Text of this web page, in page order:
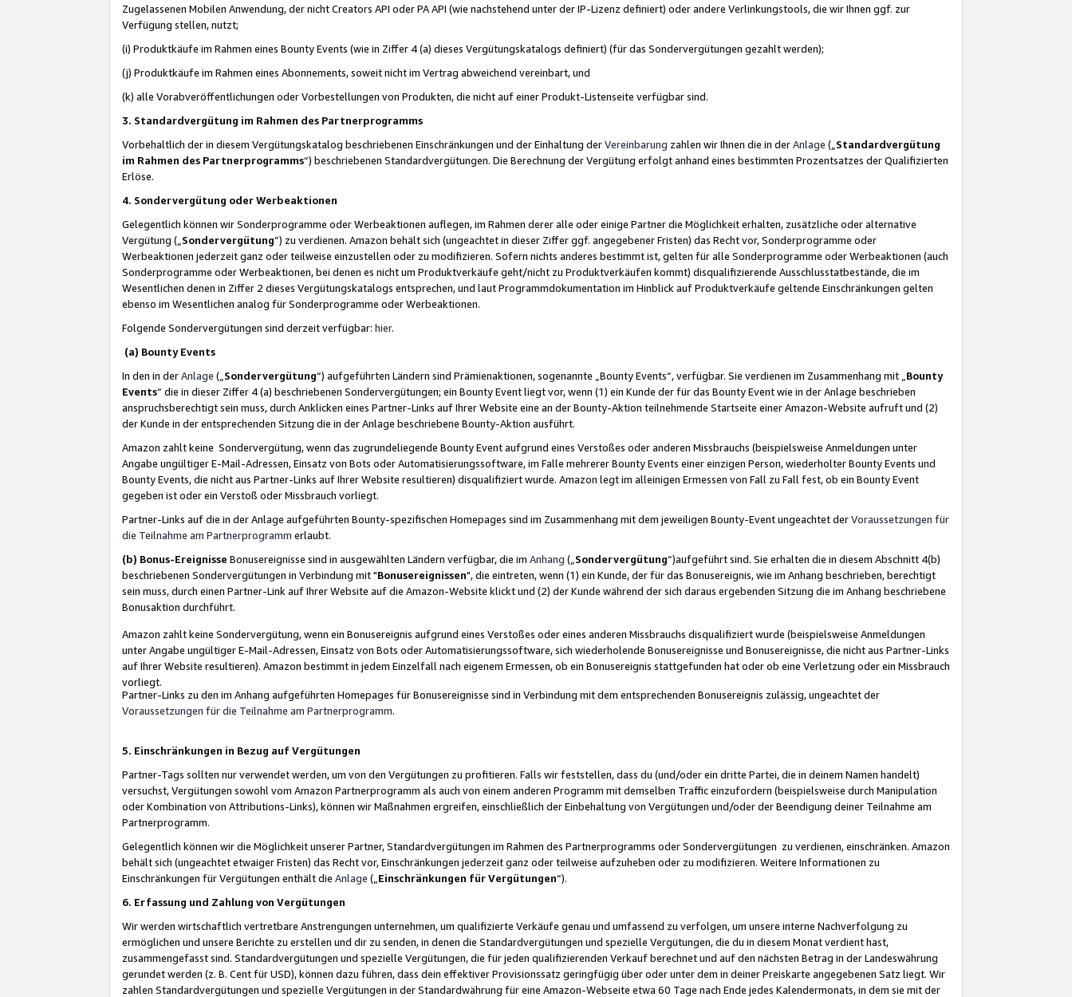
Zugelassenen Mobilen Anwendung, der nicht Creators API oder PA API (wie nachstehend unter der IP-Lizenz definiert) oder andere Verlinkungstools, die wir Ihnen ggf. zur
Verfügung stellen, nutzt;
(i) Produktkäufe im Rahmen eines Bounty Events (wie in Ziffer 4 (a) dieses Vergütungskatalogs definiert) (für das Sondervergütungen gezahlt werden);
(j) Produktkäufe im Rahmen eines Abonnements, soweit nicht im Vertrag abweichend vereinbart, und
(k) alle Vorabveröffentlichungen oder Vorbestellungen von Produkten, die nicht auf einer Produkt-Listenseite verfügbar sind.
3. Standardvergütung im Rahmen des Partnerprogramms
Vorbehaltlich der in diesem Vergütungskatalog beschriebenen Einschränkungen und der Einhaltung derVereinbarung zahlen wir Ihnen die in derAnlage („ Standardvergütung
im Rahmen des Partnerprogramms“) beschriebenen Standardvergütungen. Die Berechnung der Vergütung erfolgt anhand eines bestimmten Prozentsatzes der Qualifizierten
Erlöse.
4. Sondervergütung oder Werbeaktionen
Gelegentlich können wir Sonderprogramme oder Werbeaktionen auflegen, im Rahmen derer alle oder einige Partner die Möglichkeit erhalten, zusätzliche oder alternative
Vergütung („ Sondervergütung”) zu verdienen. Amazon behält sich (ungeachtet in dieser Ziffer ggf. angegebener Fristen) das Recht vor, Sonderprogramme oder
Werbeaktionen jederzeit ganz oder teilweise einzustellen oder zu modifizieren. Sofern nichts anderes bestimmt ist, gelten für alle Sonderprogramme oder Werbeaktionen (auch
Sonderprogramme oder Werbeaktionen, bei denen es nicht um Produktverkäufe geht/nicht zu Produktverkäufen kommt) disqualifizierende Ausschlusstatbestände, die im
Wesentlichen denen in Ziffer 2 dieses Vergütungskatalogs entsprechen, und laut Programmdokumentation im Hinblick auf Produktverkäufe geltende Einschränkungen gelten
ebenso im Wesentlichen analog für Sonderprogramme oder Werbeaktionen.
Folgende Sondervergütungen sind derzeit verfügbar: hier.
(a) Bounty Events
In den in derAnlage („ Sondervergütung“) aufgeführten Ländern sind Prämienaktionen, sogenannte „Bounty Events“, verfügbar. Sie verdienen im Zusammenhang mit „ Bounty
Events“ die in dieser Ziffer 4 (a) beschriebenen Sondervergütungen; ein Bounty Event liegt vor, wenn (1) ein Kunde der für das Bounty Event wie in der Anlage beschrieben
anspruchsberechtigt sein muss, durch Anklicken eines Partner-Links auf Ihrer Website eine an der Bounty-Aktion teilnehmende Startseite einer Amazon-Website aufruft und (2)
der Kunde in der entsprechenden Sitzung die in der Anlage beschriebene Bounty-Aktion ausführt.
Amazon zahlt keine Sondervergütung, wenn das zugrundeliegende Bounty Event aufgrund eines Verstoßes oder anderen Missbrauchs (beispielsweise Anmeldungen unter
Angabe ungültiger E-Mail-Adressen, Einsatz von Bots oder Automatisierungssoftware, im Falle mehrerer Bounty Events einer einzigen Person, wiederholter Bounty Events und
Bounty Events, die nicht aus Partner-Links auf Ihrer Website resultieren) disqualifiziert wurde. Amazon legt im alleinigen Ermessen von Fall zu Fall fest, ob ein Bounty Event
gegeben ist oder ein Verstoß oder Missbrauch vorliegt.
Partner-Links auf die in der Anlage aufgeführten Bounty-spezifischen Homepages sind im Zusammenhang mit dem jeweiligen Bounty-Event ungeachtet derVoraussetzungen für
die Teilnahme am Partnerprogramm erlaubt.
(b) Bonus-Ereignisse Bonusereignisse sind in ausgewählten Ländern verfügbar, die im Anhang („ Sondervergütung“)aufgeführt sind. Sie erhalten die in diesem Abschnitt 4(b)
beschriebenen Sondervergütungen in Verbindung mit "Bonusereignissen", die eintreten, wenn (1) ein Kunde, der für das Bonusereignis, wie im Anhang beschrieben, berechtigt
sein muss, durch einen Partner-Link auf Ihrer Website auf die Amazon-Website klickt und (2) der Kunde während der sich daraus ergebenden Sitzung die im Anhang beschriebene
Bonusaktion durchführt.
Amazon zahlt keine Sondervergütung, wenn ein Bonusereignis aufgrund eines Verstoßes oder eines anderen Missbrauchs disqualifiziert wurde (beispielsweise Anmeldungen
unter Angabe ungültiger E-Mail-Adressen, Einsatz von Bots oder Automatisierungssoftware, sich wiederholende Bonusereignisse und Bonusereignisse, die nicht aus Partner-Links
auf Ihrer Website resultieren). Amazon bestimmt in jedem Einzelfall nach eigenem Ermessen, ob ein Bonusereignis stattgefunden hat oder ob eine Verletzung oder ein Missbrauch
vorliegt.
Partner-Links zu den im Anhang aufgeführten Homepages für Bonusereignisse sind in Verbindung mit dem entsprechenden Bonusereignis zulässig, ungeachtet der
Voraussetzungen für die Teilnahme am Partnerprogramm.
5. Einschränkungen in Bezug auf Vergütungen
Partner-Tags sollten nur verwendet werden, um von den Vergütungen zu profitieren. Falls wir feststellen, dass du (und/oder ein dritte Partei, die in deinem Namen handelt)
versuchst, Vergütungen sowohl vom Amazon Partnerprogramm als auch von einem anderen Programm mit demselben Traffic einzufordern (beispielsweise durch Manipulation
oder Kombination von Attributions-Links), können wir Maßnahmen ergreifen, einschließlich der Einbehaltung von Vergütungen und/oder der Beendigung deiner Teilnahme am
Partnerprogramm.
Gelegentlich können wir die Möglichkeit unserer Partner, Standardvergütungen im Rahmen des Partnerprogramms oder Sondervergütungen zu verdienen, einschränken. Amazon
behält sich (ungeachtet etwaiger Fristen) das Recht vor, Einschränkungen jederzeit ganz oder teilweise aufzuheben oder zu modifizieren. Weitere Informationen zu
Einschränkungen für Vergütungen enthält die Anlage („ Einschränkungen für Vergütungen“).
6. Erfassung und Zahlung von Vergütungen
Wir werden wirtschaftlich vertretbare Anstrengungen unternehmen, um qualifizierte Verkäufe genau und umfassend zu verfolgen, um unsere interne Nachverfolgung zu
ermöglichen und unsere Berichte zu erstellen und dir zu senden, in denen die Standardvergütungen und spezielle Vergütungen, die du in diesem Monat verdient hast,
zusammengefasst sind. Standardvergütungen und spezielle Vergütungen, die für jeden qualifizierenden Verkauf berechnet und auf den nächsten Betrag in der Landeswährung
gerundet werden (z. B. Cent für USD), können dazu führen, dass dein effektiver Provisionssatz geringfügig über oder unter dem in deiner Preiskarte angegebenen Satz liegt. Wir
zahlen Standardvergütungen und spezielle Vergütungen in der Standardwährung für eine Amazon-Webseite etwa 60 Tage nach Ende jedes Kalendermonats, in dem sie mit der